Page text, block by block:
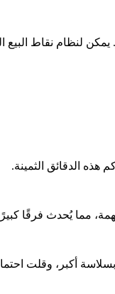
لنظام نقاط
هذه الدقائق الثمينة.
مما يُحدث فرقًا
أكبر، وقلت